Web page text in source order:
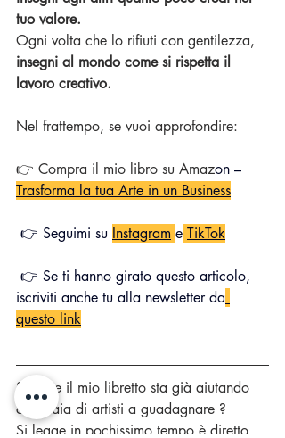
tuo valore.
Ogni volta che lo rifiuti con gentilezza,
insegni al mondo come si rispetta il
lavoro creativo.
Nel frattempo, se vuoi approfondire:
👉 Compra il mio libro su Amazon –
Trasforma la tua Arte in un Business
👉 Seguimi su Instagram e TikTok
iscriviti anche tu alla newsletter da
questo link
Sai che il mio libretto sta già aiutando
centinaia di artisti a guadagnare ?
Si legge in pochissimo tempo è diretto,